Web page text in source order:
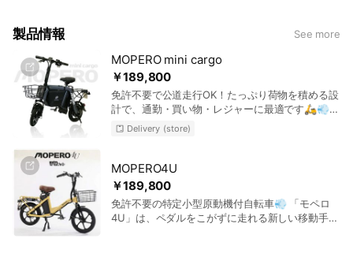
製品情報 See more
￥189,800
MOPERO mini cargo
免許不要で公道走行OK！たっぷり荷物を積める設
計で、通勤・買い物・レジャーに最適です🛵💨
✅ 3つの積載スペース ✅ 航続距離：最大約
50km ✅ 500Wのパワフルモーター搭載 ✅ コン
体格の大きい人も安心
Delivery (store)
￥189,800
MOPERO4U
免許不要の特定小型原動機付自転車💨 「モペロ
4U」は、ペダルをこがずに走れる新しい移動手段